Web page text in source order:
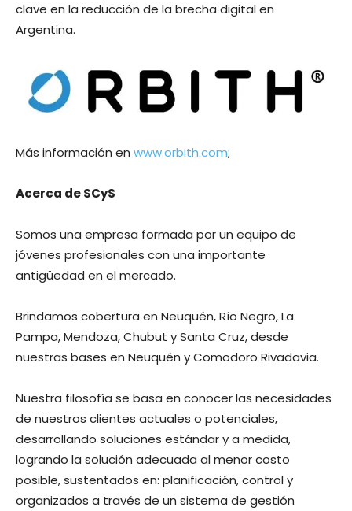
clave en la reducción de la brecha digital en
Argentina.
Más información en www.orbith.com;
Acerca de SCyS
Somos una empresa formada por un equipo de
jóvenes profesionales con una importante
antigüedad en el mercado.
Brindamos cobertura en Neuquén, Río Negro, La
Pampa, Mendoza, Chubut y Santa Cruz, desde
nuestras bases en Neuquén y Comodoro Rivadavia.
Nuestra filosofía se basa en conocer las necesidades
de nuestros clientes actuales o potenciales,
desarrollando soluciones estándar y a medida,
logrando la solución adecuada al menor costo
posible, sustentados en: planificación, control y
organizados a través de un sistema de gestión